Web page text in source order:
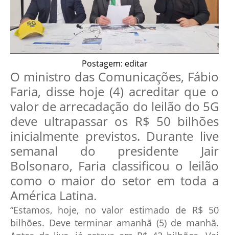
Postagem: editar
O ministro das Comunicações, Fábio
Faria, disse hoje (4) acreditar que o
valor de arrecadação do leilão do 5G
deve ultrapassar os R$ 50 bilhões
inicialmente previstos. Durante live
semanal do presidente Jair
Bolsonaro, Faria classificou o leilão
como o maior do setor em toda a
América Latina.
“Estamos, hoje, no valor estimado de R$ 50
bilhões. Deve terminar amanhã (5) de manhã.